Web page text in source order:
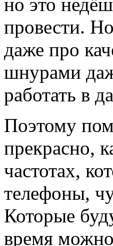
но это
провести.
даже про
шнурами
работать в
Поэтому
прекрасно,
частотах,
телефоны,
Которые
время можно